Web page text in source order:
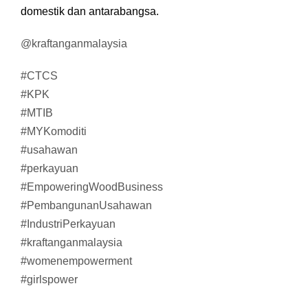
domestik dan antarabangsa.
@kraftanganmalaysia
#CTCS
#KPK
#MTIB
#MYKomoditi
#usahawan
#perkayuan
#EmpoweringWoodBusiness
#PembangunanUsahawan
#IndustriPerkayuan
#kraftanganmalaysia
#womenempowerment
#girlspower